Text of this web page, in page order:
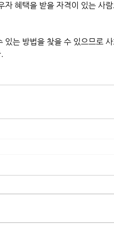
자 혜택을 받을 자격이 있는 사